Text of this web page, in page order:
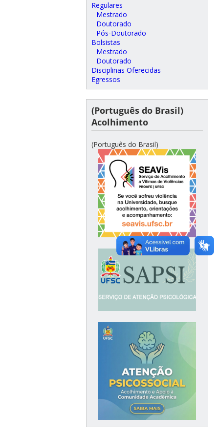
Regulares
Mestrado
Doutorado
Pós-Doutorado
Bolsistas
Mestrado
Doutorado
Disciplinas Oferecidas
Egressos
(Português do Brasil)
Acolhimento
(Português do Brasil)